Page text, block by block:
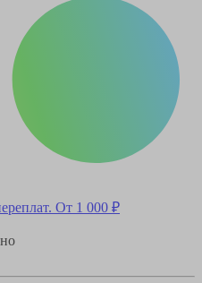
От 1 000 ₽